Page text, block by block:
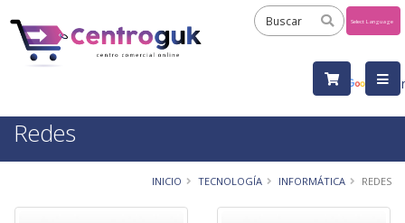
by
Redes
INICIO TECNOLOGÍA INFORMÁTICA REDES